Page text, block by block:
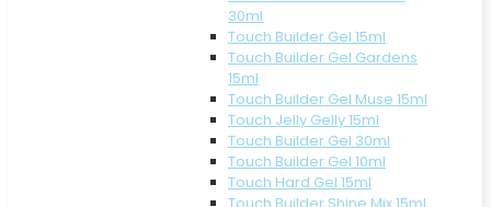
30ml
Touch Builder Gel 15ml
Touch Builder Gel Gardens
15ml
Touch Builder Gel Muse 15ml
Touch Jelly Gelly 15ml
Touch Builder Gel 30ml
Touch Builder Gel 10ml
Touch Hard Gel 15ml